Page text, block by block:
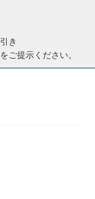
き
ご提示ください。